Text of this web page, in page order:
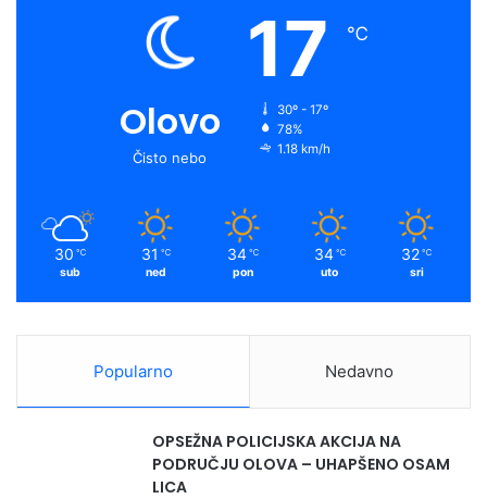
Olovo
Čisto nebo
17 ℃
30º - 17º
78%
1.18 km/h
30 ℃
sub
31 ℃
ned
34 ℃
pon
34 ℃
uto
32 ℃
sri
Popularno Nedavno
OPSEŽNA POLICIJSKA AKCIJA NA
PODRUČJU OLOVA – UHAPŠENO OSAM
LICA